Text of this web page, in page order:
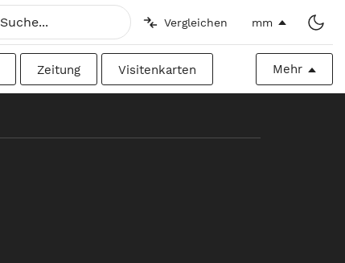
Vergleichen mm
Zeitung Visitenkarten Mehr